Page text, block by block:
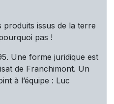
produits issus de la terre
pas !
Une forme juridique est
de Franchimont. Un
à l’équipe : Luc